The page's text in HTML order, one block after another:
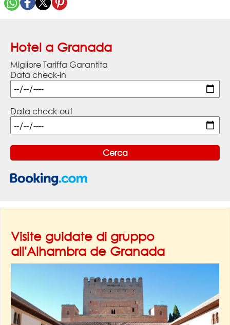
Hotel a Granada
Migliore Tariffa Garantita
Data check-in
Data check-out
Visite guidate di gruppo
all'Alhambra de Granada